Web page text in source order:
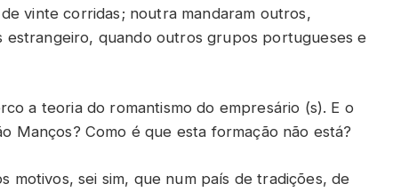
vinte corridas; noutra mandaram outros,
quando outros grupos portugueses e
a teoria do romantismo do empresário (s). E o
Manços? Como é que esta formação não está?
motivos, sei sim, que num país de tradições, de